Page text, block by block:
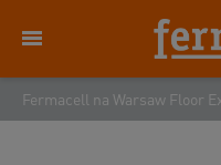
Fermacell na Warsaw Floor